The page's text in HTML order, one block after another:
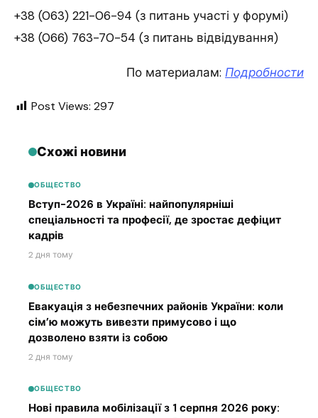
+38 (063) 221-06-94 (з питань участі у форумі)
+38 (066) 763-70-54 (з питань відвідування)
По материалам: Подробности
Post Views: 297
Схожі новини
ОБЩЕСТВО
Вступ-2026 в Україні: найпопулярніші
спеціальності та професії, де зростає дефіцит
кадрів
2 дня тому
ОБЩЕСТВО
Евакуація з небезпечних районів України: коли
сім’ю можуть вивезти примусово і що
дозволено взяти із собою
2 дня тому
ОБЩЕСТВО
Нові правила мобілізації з 1 серпня 2026 року: